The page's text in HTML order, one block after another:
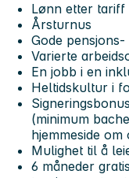
Lønn etter
Årsturnus
Gode
Varierte
En jobb i en
Heltidskultur i
(minimum
hjemmeside om
Mulighet til å
6 måneder